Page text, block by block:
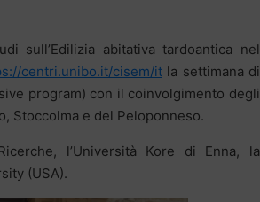
sull’Edilizia abitativa tardoantica nel
centri.unibo.it/cisem/itla settimana di
program) con il coinvolgimento degli
Stoccolma e del Peloponneso.
l’Università Kore di Enna, la
(USA).